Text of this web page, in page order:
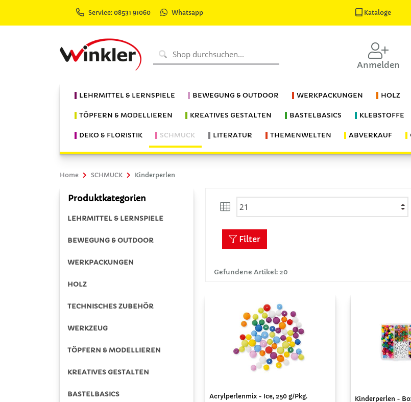
Service: 08531 91060 Whatsapp Kataloge
Anmelden
LEHRMITTEL & LERNSPIELE BEWEGUNG & OUTDOOR WERKPACKUNGEN HOLZ
TÖPFERN & MODELLIEREN KREATIVES GESTALTEN BASTELBASICS KLEBSTOFFE
DEKO & FLORISTIK SCHMUCK LITERATUR THEMENWELTEN ABVERKAUF
Home SCHMUCK Kinderperlen
Produktkategorien
LEHRMITTEL & LERNSPIELE
BEWEGUNG & OUTDOOR
WERKPACKUNGEN
HOLZ
TECHNISCHES ZUBEHÖR
WERKZEUG
TÖPFERN & MODELLIEREN
KREATIVES GESTALTEN
BASTELBASICS
Gefundene Artikel: 20
Filter
Acrylperlenmix - Ice, 250 g/Pkg. Kinderperlen -